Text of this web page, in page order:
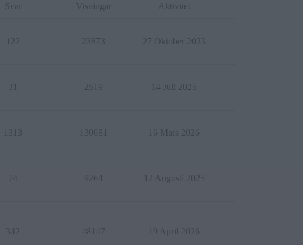
Svar Visningar Aktivitet
23873 27 Oktober 2023
31 2519 14 Juli 2025
1313 130681 16 Mars 2026
74 9264 12 Augusti 2025
342 48147 19 April 2026